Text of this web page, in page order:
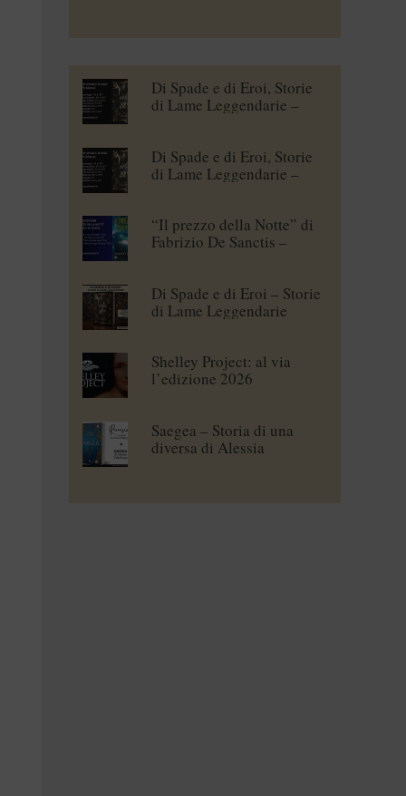
Di Spade e di Eroi, Storie
di Lame Leggendarie –
Di Spade e di Eroi, Storie
di Lame Leggendarie –
“Il prezzo della Notte” di
Fabrizio De Sanctis –
Di Spade e di Eroi – Storie
di Lame Leggendarie
Shelley Project: al via
l’edizione 2026
Saegea – Storia di una
diversa di Alessia